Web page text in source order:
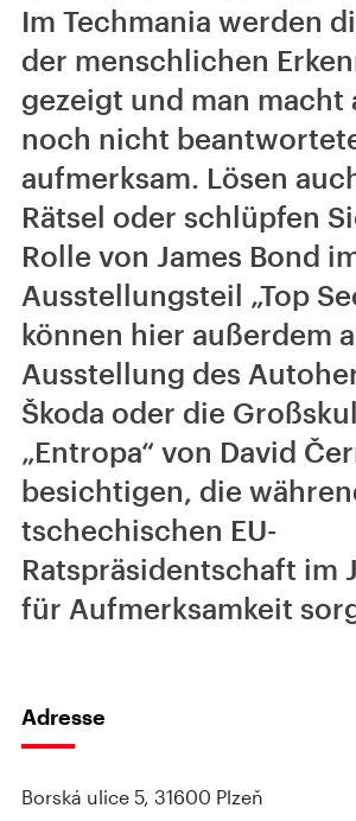
Im Techmania werden
der menschlichen
gezeigt und man macht
noch nicht
aufmerksam. Lösen
Rätsel oder schlüpfen
Rolle von James Bond
Ausstellungsteil „Top
können hier außerdem
Ausstellung des
Škoda oder die
„Entropa“ von David
besichtigen, die
tschechischen EU-
Ratspräsidentschaft im
für Aufmerksamkeit
Adresse
Borská ulice 5, 31600 Plzeň